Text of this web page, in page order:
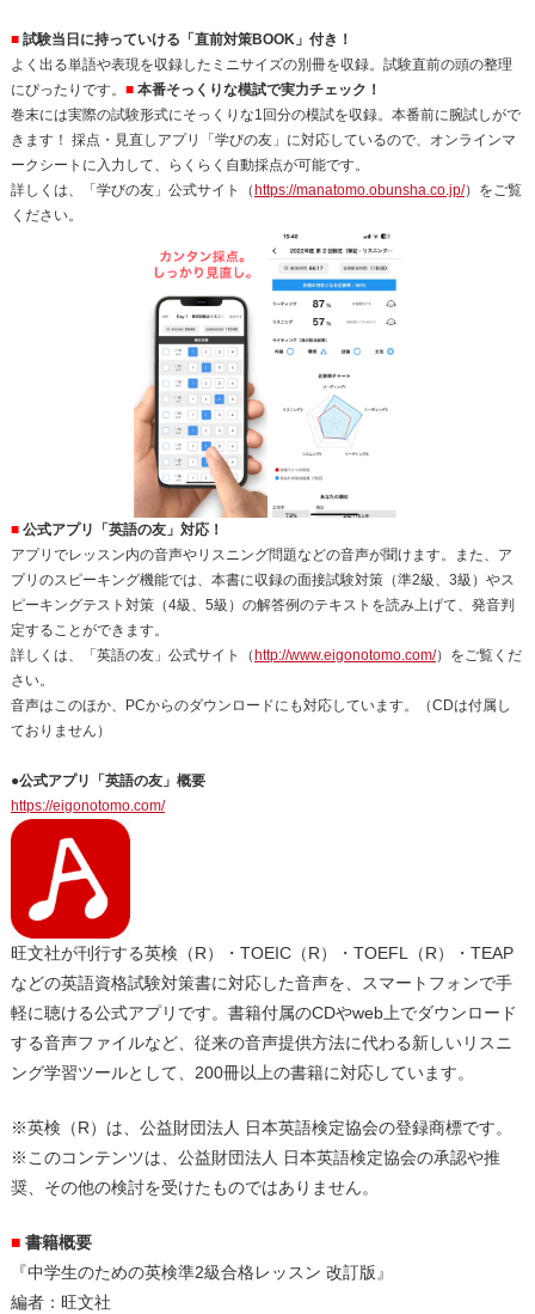
■試験当日に持っていける「直前対策BOOK」付き！
よく出る単語や表現を収録したミニサイズの別冊を収録。試験直前の頭の整理
にぴったりです。 ■本番そっくりな模試で実力チェック！
巻末には実際の試験形式にそっくりな1回分の模試を収録。本番前に腕試しがで
きます！ 採点・見直しアプリ「学びの友」に対応しているので、オンラインマ
ークシートに入力して、らくらく自動採点が可能です。
詳しくは、「学びの友」公式サイト（ https://manatomo.obunsha.co.jp/）をご覧
ください。
■公式アプリ「英語の友」対応！
アプリでレッスン内の音声やリスニング問題などの音声が聞けます。また、ア
プリのスピーキング機能では、本書に収録の面接試験対策（準2級、3級）やス
ピーキングテスト対策（4級、5級）の解答例のテキストを読み上げて、発音判
定することができます。
詳しくは、「英語の友」公式サイト（ http://www.eigonotomo.com/）をご覧くだ
さい。
音声はこのほか、PCからのダウンロードにも対応しています。（CDは付属し
ておりません）
●公式アプリ「英語の友」概要
https://eigonotomo.com/
旺文社が刊行する英検（R）・TOEIC（R）・TOEFL（R）・TEAP
などの英語資格試験対策書に対応した音声を、スマートフォンで手
軽に聴ける公式アプリです。書籍付属のCDやweb上でダウンロード
する音声ファイルなど、従来の音声提供方法に代わる新しいリスニ
ング学習ツールとして、200冊以上の書籍に対応しています。
※英検（R）は、公益財団法人 日本英語検定協会の登録商標です。
※このコンテンツは、公益財団法人 日本英語検定協会の承認や推
奨、その他の検討を受けたものではありません。
■書籍概要
『中学生のための英検準2級合格レッスン 改訂版』
編者：旺文社